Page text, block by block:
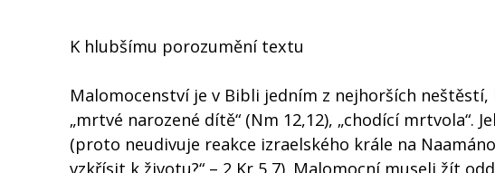
K hlubšímu porozumění textu
Malomocenství je v Bibli jedním z nejhorších
„mrtvé narozené dítě“ (Nm 12,12), „chodící mrtvola“.
(proto neudivuje reakce izraelského krále na
vzkřísit k životu?“ – 2 Kr 5,7). Malomocní museli žít